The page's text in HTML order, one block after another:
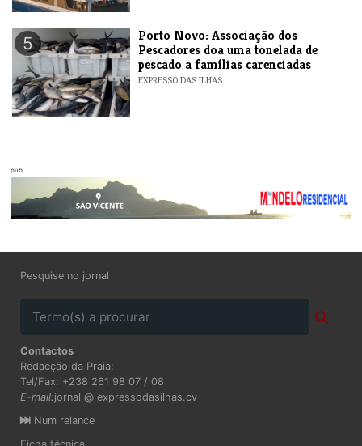
5
​Porto Novo: Associação dos
Pescadores doa uma tonelada de
pescado a famílias carenciadas
EXPRESSO DAS ILHAS
pub.
Pesquise no jornal
Contactos
Redacção da Praia:
Tel/Fax: +238 261 98 07 / 08
E-mail:jornal @ expressodasilhas.cv
Num relance